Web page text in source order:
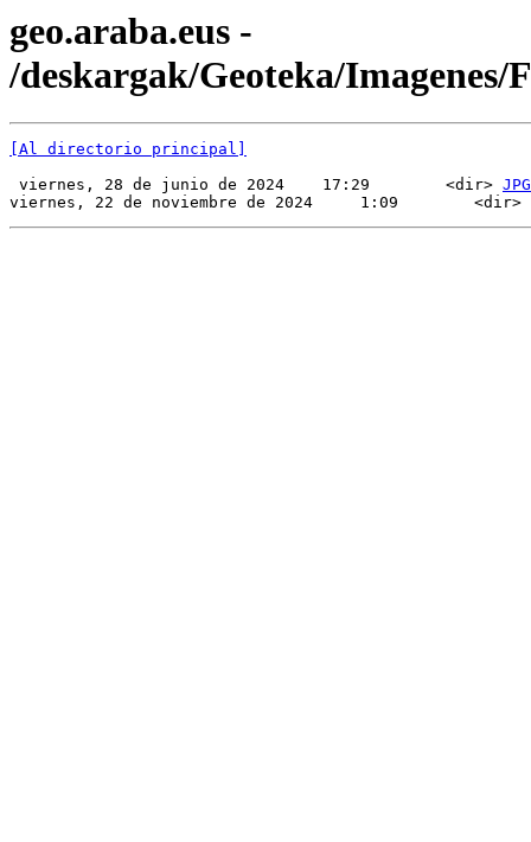
geo.araba.eus -
/deskargak/Geoteka/Imagenes/
[Al directorio principal]
viernes, 28 de junio de 2024    17:29        <dir> JPG
viernes, 22 de noviembre de 2024     1:09        <dir>